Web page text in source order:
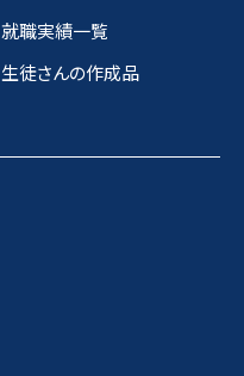
就職実績一覧
生徒さんの作成品